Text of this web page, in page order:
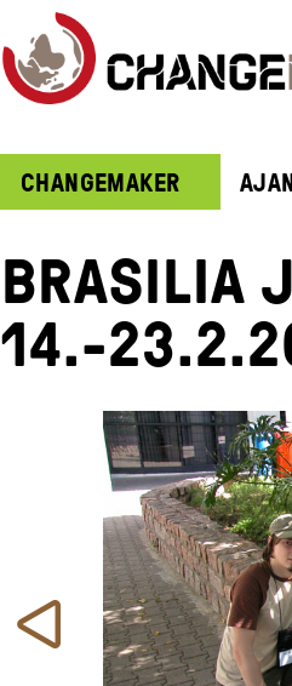
CHANGEMAKER
BRASILIA
14.-
Edellinen